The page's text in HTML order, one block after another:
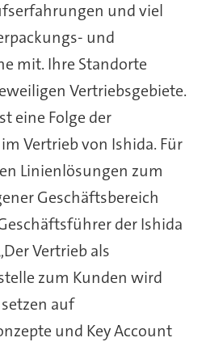
und viel
und
mit. Ihre Standorte
Vertriebsgebiete.
eine Folge der
Vertrieb von Ishida. Für
Linienlösungen zum
Geschäftsbereich
der Ishida
Vertrieb als
zum Kunden wird
auf
und Key Account